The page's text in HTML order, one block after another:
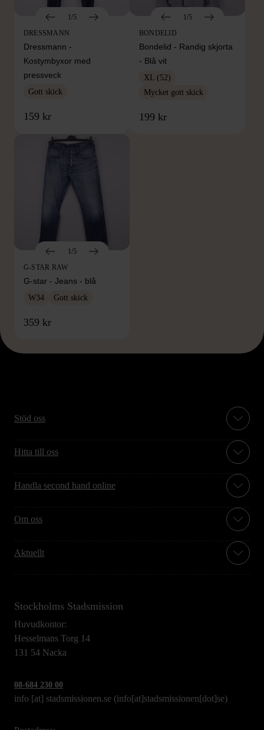
1/5
DRESSMANN
Dressmann -
Kostymbyxor med
pressveck
Gott skick
159 kr
1/5
BONDELID
Bondelid - Randig skjorta
- Blå vit
XL (52)
Mycket gott skick
199 kr
1/5
G-STAR RAW
G-star - Jeans - blå
W34 Gott skick
359 kr
Stöd oss
Hitta till oss
Handla second hand online
Om oss
Aktuellt
Stockholms Stadsmission
Huvudkontor:
Hesselmans Torg 14
131 54 Nacka
08-684 230 00
info [at] stadsmissionen.se (info[at]stadsmissionen[dot]se)